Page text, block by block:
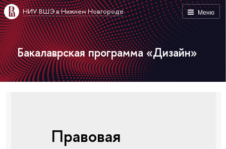
Меню
НИУ ВШЭ в Нижнем Новгороде
Бакалаврская программа «Дизайн»
Правовая